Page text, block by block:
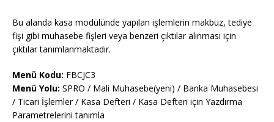
Bu alanda kasa modülünde yapılan işlemlerin makbuz, tediye
fişi gibi muhasebe fişleri veya benzeri çıktılar alınması için
çıktılar tanımlanmaktadır.
Menü Kodu: FBCJC3
Menü Yolu: SPRO / Mali Muhasebe(yeni) / Banka Muhasebesi
/ Ticari İşlemler / Kasa Defteri / Kasa Defteri için Yazdırma
Parametrelerini tanımla